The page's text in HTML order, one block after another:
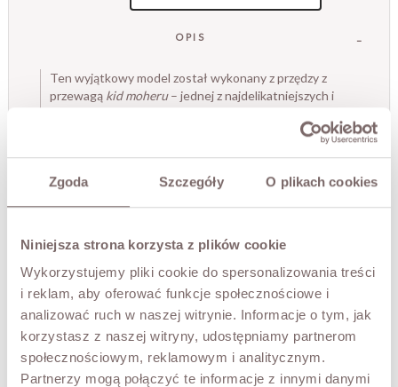
Zgoda Szczegóły O plikach cookies
Niniejsza strona korzysta z plików cookie
Wykorzystujemy pliki cookie do spersonalizowania treści
i reklam, aby oferować funkcje społecznościowe i
analizować ruch w naszej witrynie. Informacje o tym, jak
korzystasz z naszej witryny, udostępniamy partnerom
społecznościowym, reklamowym i analitycznym.
Partnerzy mogą połączyć te informacje z innymi danymi
OPIS
Ten wyjątkowy model został wykonany z przędzy z
przewagą kid moheru– jednej z najdelikatniejszych i
niemu sweter zachwyca puszystością, lekkością i
niezwykłą miękkością, która przyjemnie otula ciało. Jego
nonszalancki, a zarazem kobiecy look, idealny zarówno do
• krój bezrękawnika, opadający na ramiona,
• produkt włoski.
Modelka ma 173 cm wzrostu.
SKŁAD / DODATKOWE INFORMACJE